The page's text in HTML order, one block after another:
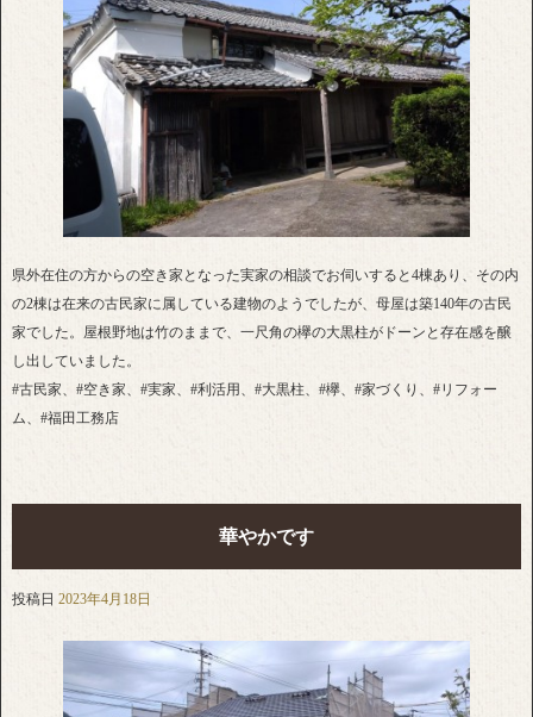
県外在住の方からの空き家となった実家の相談でお伺いすると4棟あり、その内
の2棟は在来の古民家に属している建物のようでしたが、母屋は築140年の古民
家でした。屋根野地は竹のままで、一尺角の欅の大黒柱がドーンと存在感を醸
し出していました。
#古民家、#空き家、#実家、#利活用、#大黒柱、#欅、#家づくり、#リフォー
ム、#福田工務店
華やかです
投稿日 2023年4月18日